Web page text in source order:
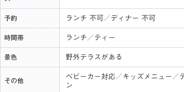
予約 ランチ 不可／ディナー 不可
時間帯 ランチ／ティー
景色 野外テラスがある
その他
ベビーカー対応／キッズメニュー／
ン